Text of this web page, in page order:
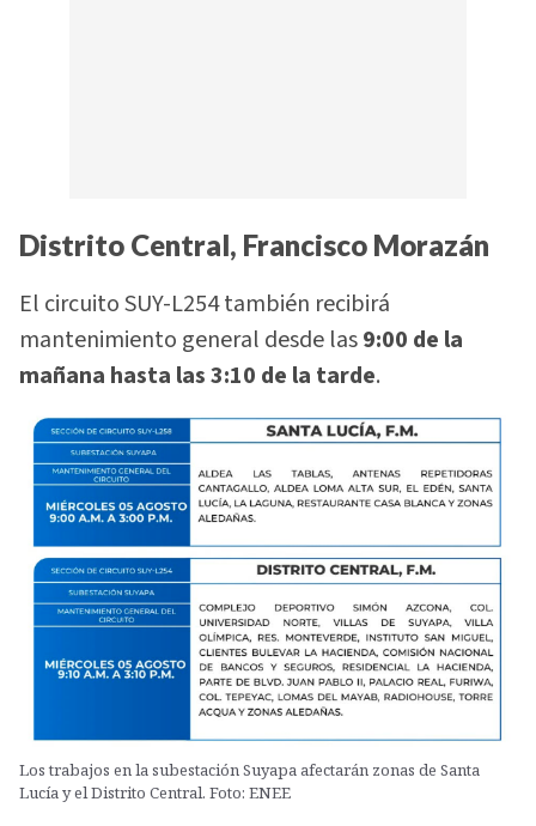
Distrito Central, Francisco Morazán
El circuito SUY-L254 también recibirá
mantenimiento general desde las9:00 de la
mañana hasta las 3:10 de la tarde.
Los trabajos en la subestación Suyapa afectarán zonas de Santa
Lucía y el Distrito Central. Foto: ENEE